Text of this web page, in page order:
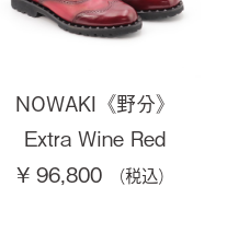
NOWAKI《野分》
Extra Wine Red
¥ 96,800